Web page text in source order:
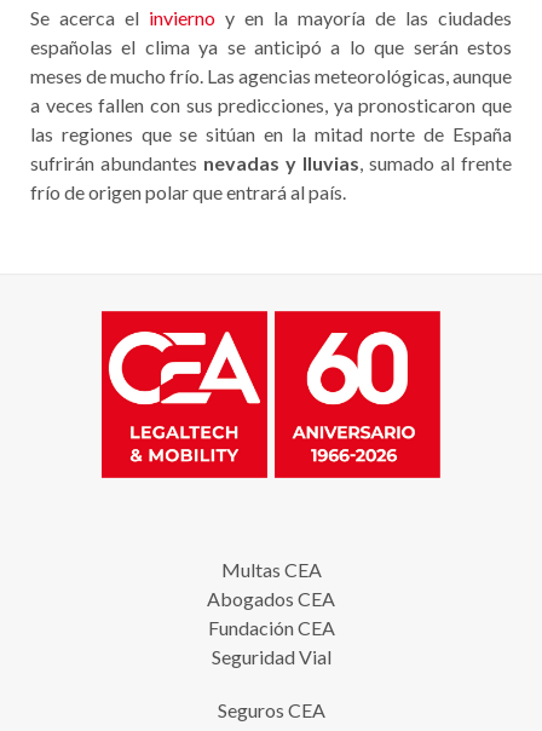
Se acerca el invierno y en la mayoría de las ciudades
españolas el clima ya se anticipó a lo que serán estos
meses de mucho frío. Las agencias meteorológicas, aunque
a veces fallen con sus predicciones, ya pronosticaron que
las regiones que se sitúan en la mitad norte de España
sufrirán abundantes nevadas y lluvias, sumado al frente
frío de origen polar que entrará al país.
Multas CEA
Abogados CEA
Fundación CEA
Seguridad Vial
Seguros CEA